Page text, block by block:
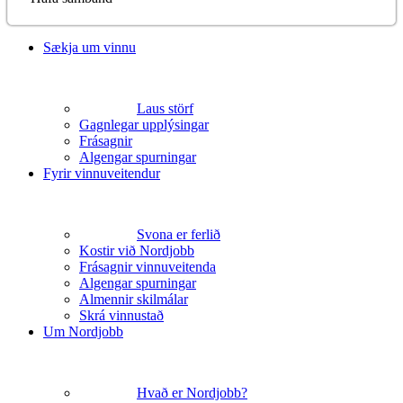
Sækja um vinnu
Laus störf
Gagnlegar upplýsingar
Frásagnir
Algengar spurningar
Fyrir vinnuveitendur
Svona er ferlið
Kostir við Nordjobb
Frásagnir vinnuveitenda
Algengar spurningar
Almennir skilmálar
Skrá vinnustað
Um Nordjobb
Hvað er Nordjobb?